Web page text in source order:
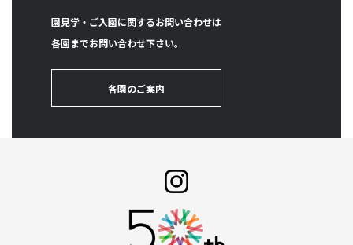
園見学・ご入園に関するお問い合わせは
各園までお問い合わせ下さい。
各園のご案内